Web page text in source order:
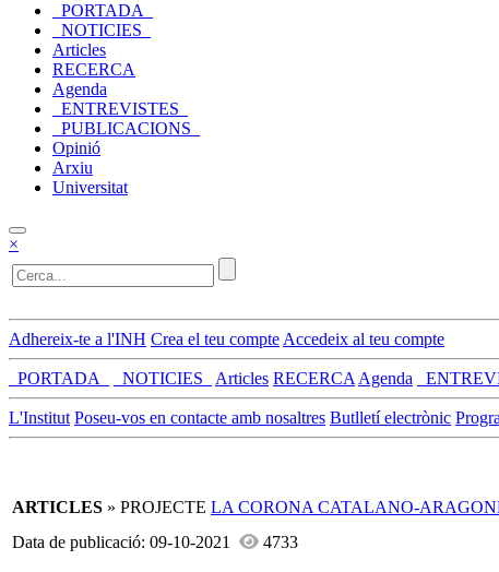
_PORTADA_
_NOTICIES_
Articles
RECERCA
Agenda
_ENTREVISTES_
_PUBLICACIONS_
Opinió
Arxiu
Universitat
×
Adhereix-te a l'INH Crea el teu compte Accedeix al teu compte
_PORTADA_ _NOTICIES_ Articles RECERCA Agenda
L'Institut Poseu-vos en contacte amb nosaltres Butlletí electrònic
ARTICLES » PROJECTE LA CORONA CATALANO-
Data de publicació: 09-10-2021
4733